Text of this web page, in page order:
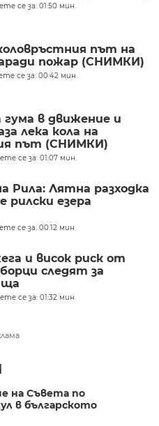
се за: 01:50 мин.
път на
пожар (СНИМКИ)
се за: 00:42 мин.
гума в движение и
лека кола на
път (СНИМКИ)
се за: 01:07 мин.
Рила: Лятна разходка
рилски езера
се за: 00:12 мин.
и висок риск от
следят за
се за: 01:32 мин.
на Съвета по
в българското